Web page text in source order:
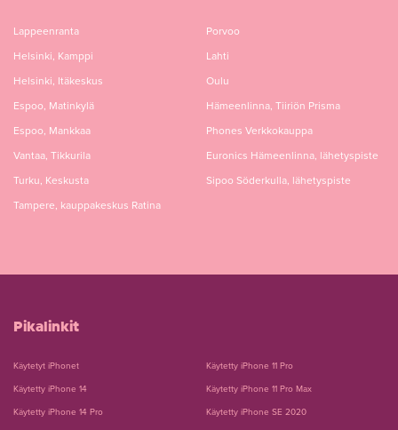
Lappeenranta
Helsinki, Kamppi
Helsinki, Itäkeskus
Espoo, Matinkylä
Espoo, Mankkaa
Vantaa, Tikkurila
Turku, Keskusta
Tampere, kauppakeskus Ratina
Porvoo
Lahti
Oulu
Hämeenlinna, Tiiriön Prisma
Phones Verkkokauppa
Euronics Hämeenlinna, lähetyspiste
Sipoo Söderkulla, lähetyspiste
Pikalinkit
Käytetyt iPhonet
Käytetty iPhone 14
Käytetty iPhone 14 Pro
Käytetty iPhone 11 Pro
Käytetty iPhone 11 Pro Max
Käytetty iPhone SE 2020